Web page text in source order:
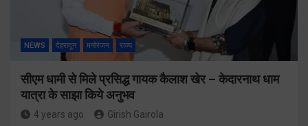
NEWS देहरादून मनोरंजन राज्य
सीएम धामी से मिले प्रसिद्ध गायक कैलाश खेर – केदारनाथ धाम
यात्रा के साझा किये अनुभव
4 years ago Girish Gairola